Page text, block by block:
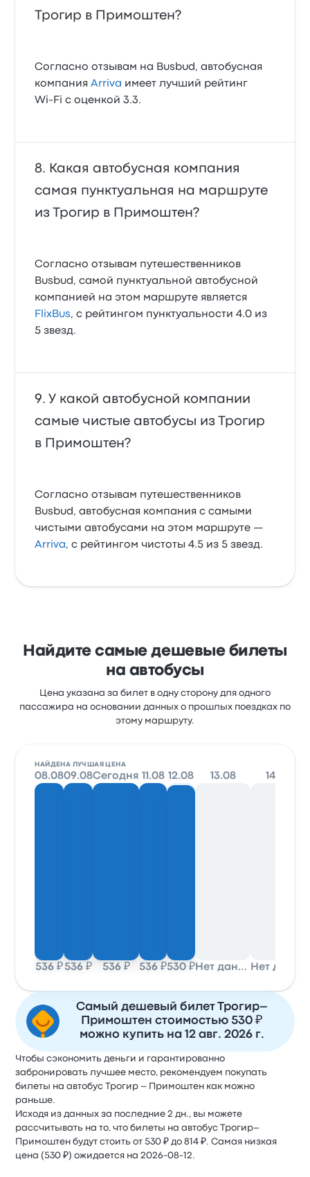
Трогир в Примоштен?
Согласно отзывам на Busbud, автобусная
компанияArriva имеет лучший рейтинг
Wi‑Fi с оценкой 3.3.
Какая автобусная компания
самая пунктуальная на маршруте
из Трогир в Примоштен?
Согласно отзывам путешественников
Busbud, самой пунктуальной автобусной
компанией на этом маршруте является
FlixBus, с рейтингом пунктуальности 4.0 из
5 звезд.
У какой автобусной компании
самые чистые автобусы из Трогир
в Примоштен?
Согласно отзывам путешественников
Busbud, автобусная компания с самыми
чистыми автобусами на этом маршруте —
Arriva, с рейтингом чистоты 4.5 из 5 звезд.
Найдите самые дешевые билеты
на автобусы
Цена указана за билет в одну сторону для одного
пассажира на основании данных о прошлых поездках по
этому маршруту.
НАЙДЕНА ЛУЧШАЯ ЦЕНА
08.08
536 ₽
09.08
536 ₽
Сегодня
536 ₽
11.08
536 ₽
12.08
530 ₽
13.08
Нет данных
14.08
Самый дешевый билет Трогир–
Примоштен стоимостью 530 ₽
можно купить на 12 авг. 2026 г.
Чтобы сэкономить деньги и гарантированно
забронировать лучшее место, рекомендуем покупать
билеты на автобус Трогир – Примоштен как можно
раньше.
Исходя из данных за последние 2 дн., вы можете
рассчитывать на то, что билеты на автобус Трогир–
Примоштен будут стоить от 530 ₽ до 814 ₽. Самая низкая
цена (530 ₽) ожидается на 2026-08-12.